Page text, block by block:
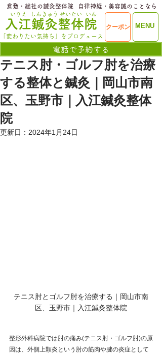
ME
​入江鍼灸整体院
いりえ
MENU
クーポン
電話で予約する
せいたい
しんきゅう いん
「変わりたい気持ち」をプロデュース
​倉敷・総社の鍼灸整体院 ​自律神経・美容鍼のことなら
テニス肘・ゴルフ肘を治療
する整体と鍼灸｜岡山市南
区、玉野市｜入江鍼灸整体
院
更新日： 2024年1月24日
テニス肘とゴルフ肘を治療する｜岡山市南
区、玉野市｜入江鍼灸整体院
整形外科病院では肘の痛み(テニス肘・ゴルフ肘)の原
因は、外側上顆炎という肘の筋肉や腱の炎症として